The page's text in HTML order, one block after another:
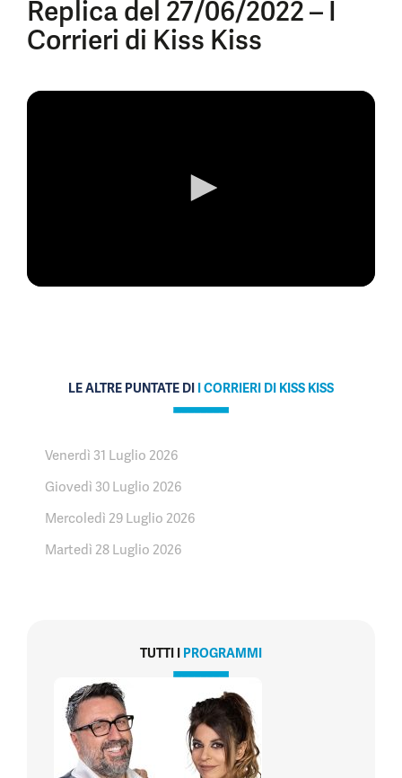
Replica del 27/06/2022 – I
Corrieri di Kiss Kiss
LE ALTRE PUNTATE DI I CORRIERI DI KISS KISS
Venerdì 31 Luglio 2026
Giovedì 30 Luglio 2026
Mercoledì 29 Luglio 2026
Martedì 28 Luglio 2026
TUTTI I PROGRAMMI